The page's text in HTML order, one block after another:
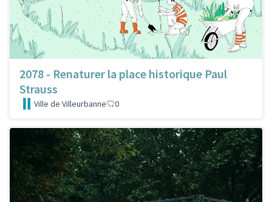
2078 - Renaturer la place historique Paul
Strauss
Ville de Villeurbanne 0